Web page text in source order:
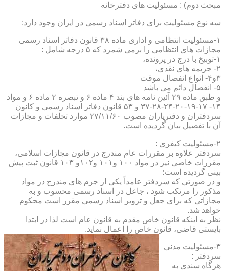
مبحث دوم) : مسئولیت های دفترخانه
سه نوع مسئولیت برای دفاتر اسناد رسمی در ایران وجود دارد:
۱-مسئولیت انتظامی و اداری ماده ۳۸ قانون دفاتر اسناد رسمی
مجازات های انتظامی را برمی شمرد که ۵ درجه شامل :
۱-توبیخ با درج در پرونده،
۲- جریمه های نقدی،
۳و۴- انواع انفصال موقت
۵- انفصال دائم می باشد
و طبق ماده ۲۹ آئین نامه های بند ۴ ماده ۶ و تبصره ۲ ماده ۶ و مواد
۱۴- ۱۷-۱۹-۲۰-۲۴-۲۸-۳۷ و ۵۳ قانون دفاتر اسناد رسمی و کانون
سردفتران و دفتریاران مصوب ۲۷/۱۱/۶۰ موارد تخلفات و مجازات
آن با تفصیل بیان گردیده است.
۲-مسئولیت کیفری :
سردفتر علاوه بر مقررات عام مندرج در قانون مجازات اسلامی،
مقررات خاصی نیز در مواد ۱۰۰ و۱۰۱ و۱۰۲و ۱۰۳ قانون ثبت پیش
بینی گردیده است؛
و در صورتی که سردفتر عامداً یکی از جرم های مندرج در مواد
مذکور را مرتکب شود ، جاعل در اسناد رسمی محسوب و به
مجازاتی که برای جعل و تزویر اسناد رسمی مقرر است محکوم
خواهد شد.
نظر به اینکه قانون خاص مقدم به قانون عام است لذا در ابتدا
بایستی قاضی، قانون خاص را اعمال نماید.
۳-مسئولیت مدنی
سردفتر :
هرگاه سندی به